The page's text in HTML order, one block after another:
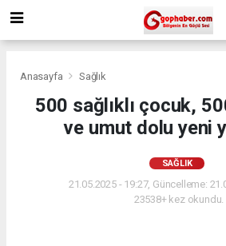
Anasayfa Sağlık
500 sağlıklı çocuk,
ve umut dolu yeni
SAĞLIK
21.05.2025 - 19:27, Güncelleme:
23538+ kez okundu.